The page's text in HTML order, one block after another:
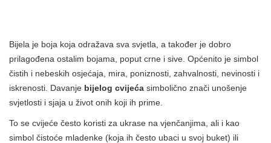
Bijela je boja koja odražava sva svjetla, a također je dobro
prilagođena ostalim bojama, poput crne i sive. Općenito je simbol
čistih i nebeskih osjećaja, mira, poniznosti, zahvalnosti, nevinosti i
iskrenosti. Davanje bijelog cvijeća simbolično znači unošenje
svjetlosti i sjaja u život onih koji ih prime.
To se cvijeće često koristi za ukrase na vjenčanjima, ali i kao
simbol čistoće mladenke (koja ih često ubaci u svoj buket) ili